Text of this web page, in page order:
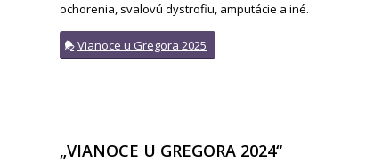
ochorenia, svalovú dystrofiu, amputácie a iné.
Vianoce u Gregora 2025
„VIANOCE U GREGORA 2024“